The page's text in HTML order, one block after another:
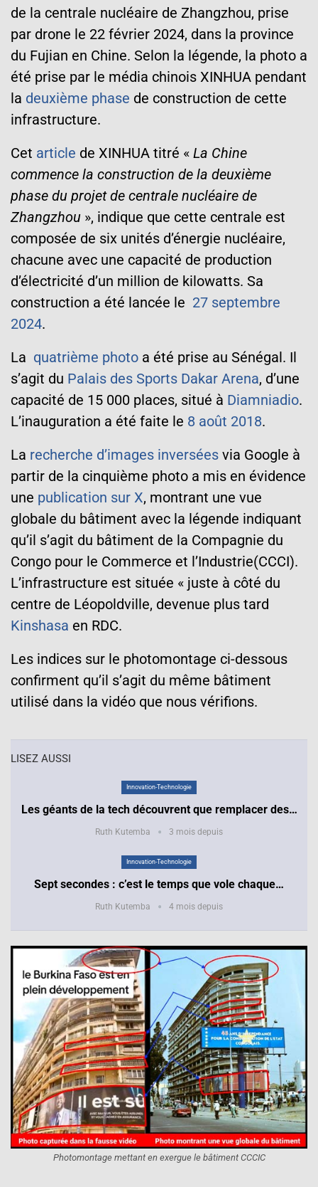
de la centrale nucléaire de Zhangzhou, prise
par drone le 22 février 2024, dans la province
du Fujian en Chine. Selon la légende, la photo a
été prise par le média chinois XINHUA pendant
la deuxième phase de construction de cette
infrastructure.
Cet article de XINHUA titré « La Chine
commence la construction de la deuxième
phase du projet de centrale nucléaire de
Zhangzhou », indique que cette centrale est
composée de six unités d’énergie nucléaire,
chacune avec une capacité de production
d’électricité d’un million de kilowatts. Sa
construction a été lancée le 27 septembre
2024.
La quatrième photo a été prise au Sénégal. Il
s’agit du Palais des Sports Dakar Arena, d’une
capacité de 15 000 places, situé à Diamniadio.
L’inauguration a été faite le 8 août 2018.
La recherche d’images inversées via Google à
partir de la cinquième photo a mis en évidence
une publication sur X, montrant une vue
globale du bâtiment avec la légende indiquant
qu’il s’agit du bâtiment de la Compagnie du
Congo pour le Commerce et l’Industrie(CCCI).
L’infrastructure est située « juste à côté du
centre de Léopoldville, devenue plus tard
Kinshasa en RDC.
Les indices sur le photomontage ci-dessous
confirment qu’il s’agit du même bâtiment
utilisé dans la vidéo que nous vérifions.
LISEZ AUSSI
Innovation-Technologie
Les géants de la tech découvrent que remplacer des…
Ruth Kutemba 3 mois depuis
Innovation-Technologie
Sept secondes : c’est le temps que vole chaque…
Ruth Kutemba 4 mois depuis
Photomontage mettant en exergue le bâtiment CCCIC